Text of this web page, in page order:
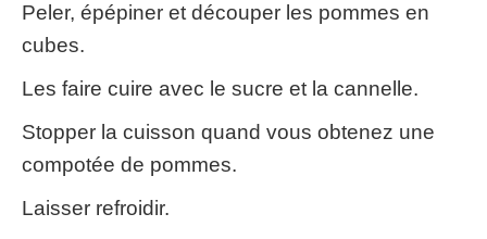
Peler, épépiner et découper les pommes en
cubes.
Les faire cuire avec le sucre et la cannelle.
Stopper la cuisson quand vous obtenez une
compotée de pommes.
Laisser refroidir.